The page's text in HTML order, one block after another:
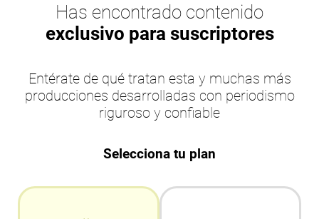
Has encontrado contenido
exclusivo para suscriptores
Entérate de qué tratan esta y muchas más
producciones desarrolladas con periodismo
riguroso y confiable
Selecciona tu plan